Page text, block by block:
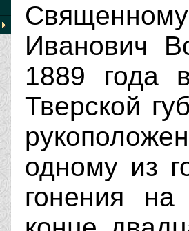
Иванович
1889 года
Тверской
одному из
гонения